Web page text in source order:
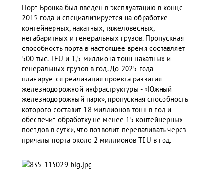
Порт Бронка был введен в эксплуатацию в конце
2015 года и специализируется на обработке
контейнерных, накатных, тяжеловесных,
негабаритных и генеральных грузов. Пропускная
способность порта в настоящее время составляет
500 тыс. TEU и 1,5 миллиона тонн накатных и
генеральных грузов в год. До 2025 года
планируется реализация проекта развития
железнодорожной инфраструктуры - «Южный
железнодорожный парк», пропускная способность
которого составит 18 миллионов тонн в год и
обеспечит обработку не менее 15 контейнерных
поездов в сутки, что позволит переваливать через
причалы порта около 2 миллионов TEU в год.